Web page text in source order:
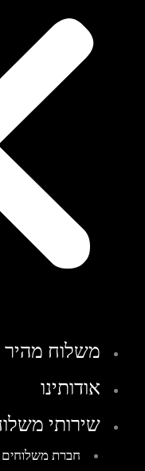
משלוח מהיר
אודותינו
שירותי משלוחים
חברת משלוחים